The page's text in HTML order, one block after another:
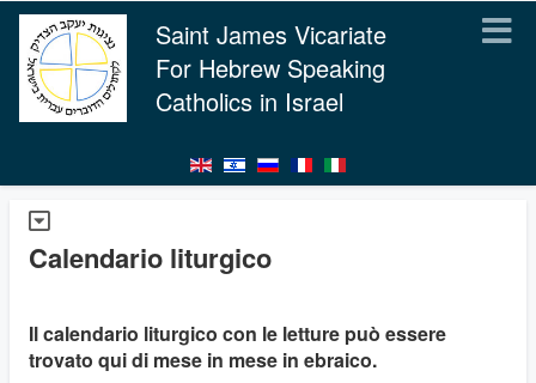
Saint James Vicariate
For Hebrew Speaking
Catholics in Israel
Calendario liturgico
Il calendario liturgico con le letture può essere
trovato qui di mese in mese in ebraico.